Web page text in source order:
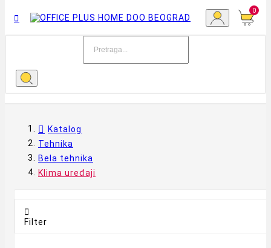

0
Katalog
Tehnika
Bela tehnika
Klima uređaji

Filter